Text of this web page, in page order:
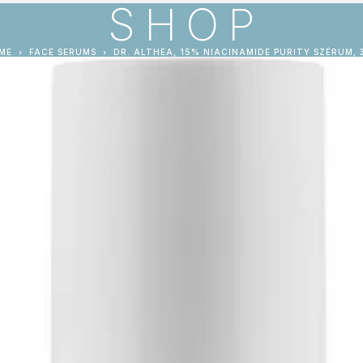
SHOP
FACE SERUMS DR. ALTHEA, 15% NIACINAMIDE PURITY SZÉRUM,